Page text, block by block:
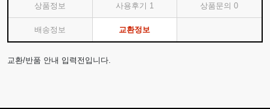
상품정보 사용후기 1 상품문의0
배송정보 교환정보
교환/반품 안내 입력전입니다.